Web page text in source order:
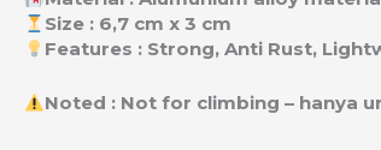
Size : 6,7 cm x 3 cm
Features : Strong, Anti Rust,
Noted : Not for climbing – hanya